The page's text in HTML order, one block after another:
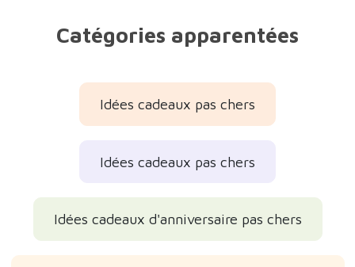
Catégories apparentées
Idées cadeaux pas chers
Idées cadeaux pas chers
Idées cadeaux d'anniversaire pas chers